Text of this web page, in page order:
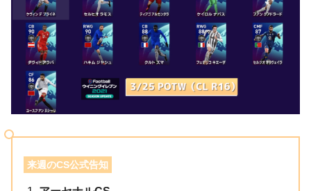
来週のCS公式告知